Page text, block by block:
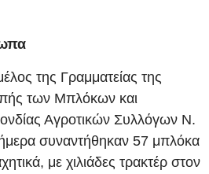
της Γραμματείας της
των Μπλόκων και
Αγροτικών Συλλόγων Ν.
συναντήθηκαν 57 μπλόκα
με χιλιάδες τρακτέρ στον